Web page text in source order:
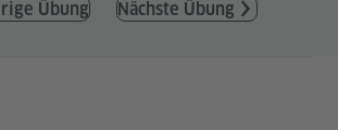
Übung Nächste Übung